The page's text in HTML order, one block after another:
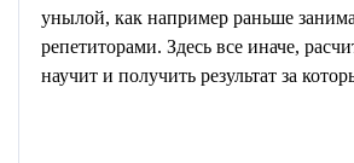
унылой, как например раньше
репетиторами. Здесь все иначе,
научит и получить результат за